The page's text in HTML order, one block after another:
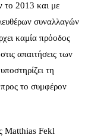
το 2013 και με
συναλλαγών
καμία πρόοδος
απαιτήσεις των
τη
το συμφέρον
Matthias Fekl